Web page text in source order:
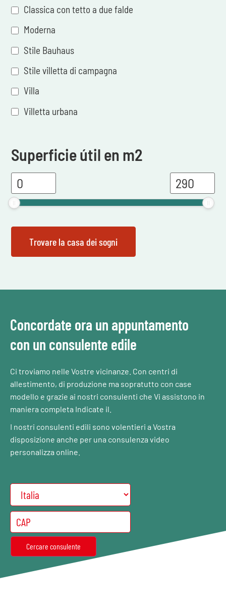
Classica con tetto a due falde
Moderna
Stile Bauhaus
Stile villetta di campagna
Villa
Villetta urbana
Superficie útil en m2
Concordate ora un appuntamento
con un consulente edile
Ci troviamo nelle Vostre vicinanze. Con centri di
allestimento, di produzione ma sopratutto con case
modello e grazie ai nostri consulenti che Vi assistono in
maniera completa Indicate il.
I nostri consulenti edili sono volentieri a Vostra
disposizione anche per una consulenza video
personalizza online.